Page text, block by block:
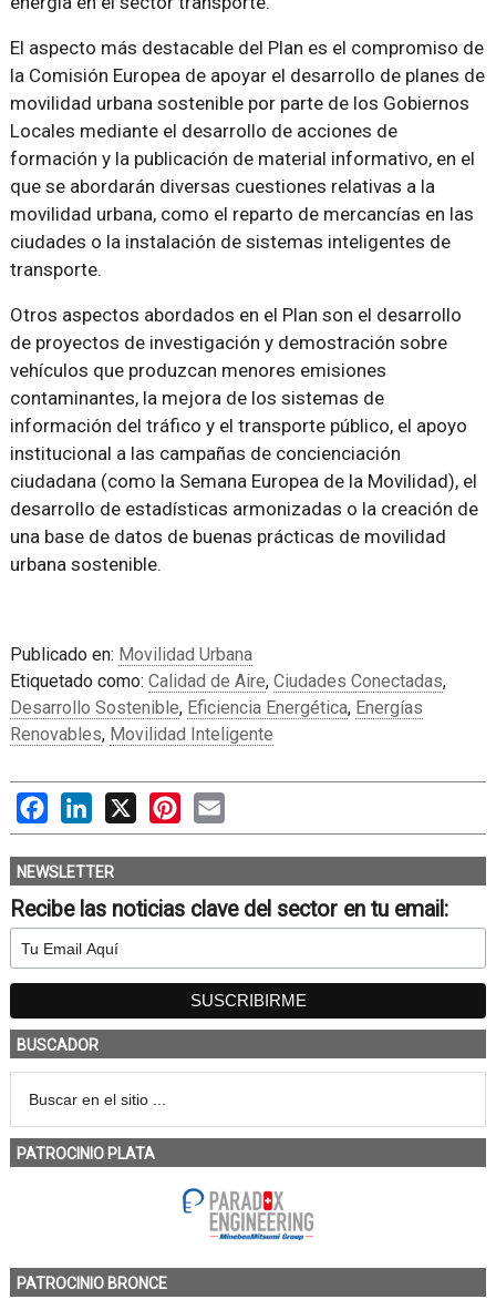
El aspecto más destacable del Plan es el compromiso de
la Comisión Europea de apoyar el desarrollo de planes de
movilidad urbana sostenible por parte de los Gobiernos
Locales mediante el desarrollo de acciones de
formación y la publicación de material informativo, en el
que se abordarán diversas cuestiones relativas a la
movilidad urbana, como el reparto de mercancías en las
ciudades o la instalación de sistemas inteligentes de
transporte.
Otros aspectos abordados en el Plan son el desarrollo
de proyectos de investigación y demostración sobre
vehículos que produzcan menores emisiones
contaminantes, la mejora de los sistemas de
información del tráfico y el transporte público, el apoyo
institucional a las campañas de concienciación
ciudadana (como la Semana Europea de la Movilidad), el
desarrollo de estadísticas armonizadas o la creación de
una base de datos de buenas prácticas de movilidad
urbana sostenible.
Publicado en: Movilidad Urbana
Etiquetado como: Calidad de Aire, Ciudades Conectadas,
Desarrollo Sostenible, Eficiencia Energética, Energías
Renovables, Movilidad Inteligente
FacebookLinkedIn
X PinterestEmail
NEWSLETTER
Recibe las noticias clave del sector en tu email:
BUSCADOR
PATROCINIO PLATA
PATROCINIO BRONCE